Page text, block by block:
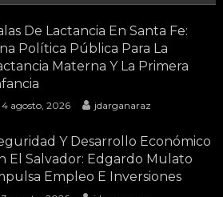
De Lactancia En Santa Fe:
Política Pública Para La
Materna Y La Primera
4 agosto, 2026 jdarganaraz
Y Desarrollo Económico
El Salvador: Edgardo Mulato
Empleo E Inversiones